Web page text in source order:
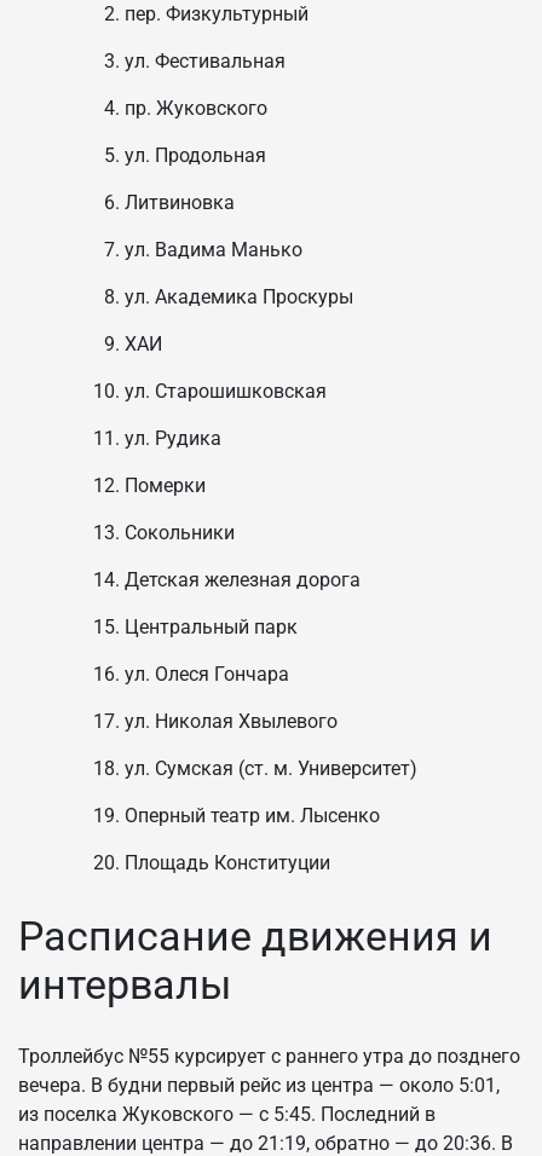
пер. Физкультурный
ул. Фестивальная
пр. Жуковского
ул. Продольная
Литвиновка
ул. Вадима Манько
ул. Академика Проскуры
ХАИ
ул. Старошишковская
ул. Рудика
Померки
Сокольники
Детская железная дорога
Центральный парк
ул. Олеся Гончара
ул. Николая Хвылевого
ул. Сумская (ст. м. Университет)
Оперный театр им. Лысенко
Площадь Конституции
Расписание движения и
интервалы
Троллейбус №55 курсирует с раннего утра до позднего
вечера. В будни первый рейс из центра — около 5:01,
из поселка Жуковского — с 5:45. Последний в
направлении центра — до 21:19, обратно — до 20:36. В